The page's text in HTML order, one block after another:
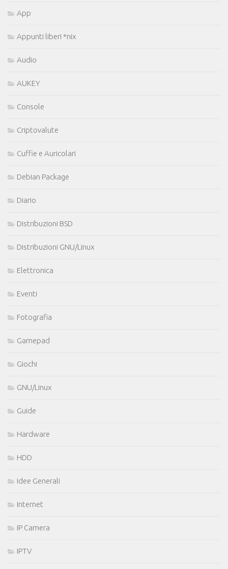
App
Appunti liberi *nix
Audio
AUKEY
Console
Criptovalute
Cuffie e Auricolari
Debian Package
Diario
Distribuzioni BSD
Distribuzioni GNU/Linux
Elettronica
Eventi
Fotografia
Gamepad
Giochi
GNU/Linux
Guide
Hardware
HDD
Idee Generali
Internet
IP Camera
IPTV